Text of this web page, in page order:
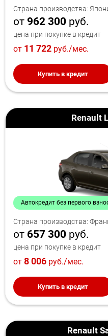
Страна производства:
от 962 300 руб.
цена при покупке в кредит
от 11 722 руб./мес.
Купить в кредит
Renault
Автокредит без первого
Страна производства:
от 657 300 руб.
цена при покупке в кредит
от 8 006 руб./мес.
Купить в кредит
Renault